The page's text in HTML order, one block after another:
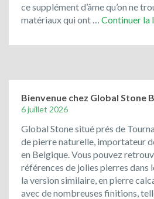
ce supplément d’âme qu’on ne
matériaux qui ont … Continuer la
Bienvenue chez Global Stone
6 juillet 2026
Global Stone situé prés de
de pierre naturelle, importateur
en Belgique. Vous pouvez
références de jolies pierres dans
la version similaire, en pierre
avec de nombreuses finitions,